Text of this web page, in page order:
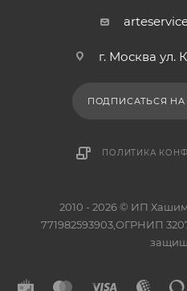
г. Москва ул.
ПОДПИСАТЬСЯ
ПОЛИТИКА
2010 - 2026 © ИП
771982593903,ОГРНИП